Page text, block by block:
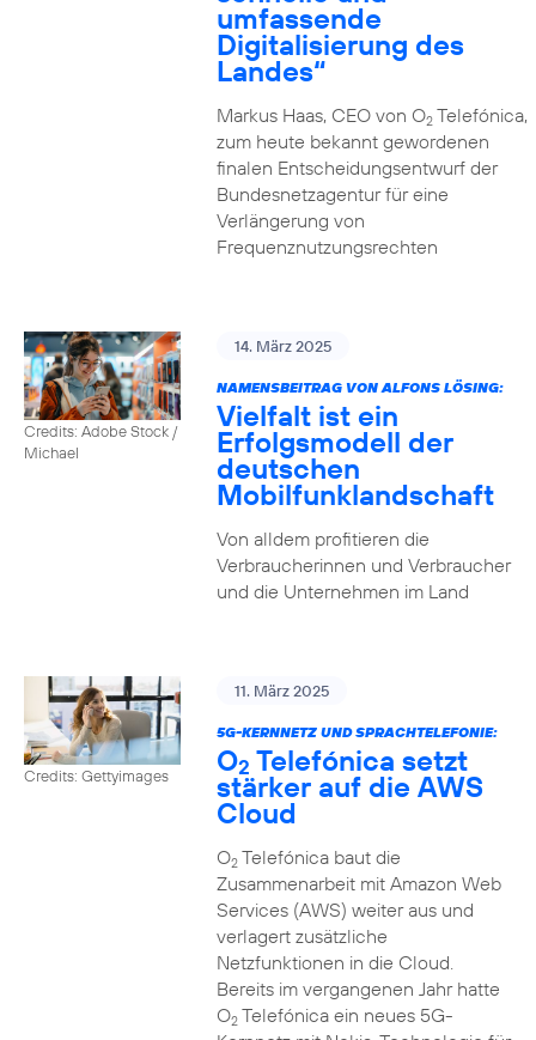
umfassende
Digitalisierung des
Landes“
Markus Haas, CEO von O2Telefónica,
zum heute bekannt gewordenen
finalen Entscheidungsentwurf der
Bundesnetzagentur für eine
Verlängerung von
Frequenznutzungsrechten
Credits: Adobe Stock /
Michael
14. März 2025
NAMENSBEITRAG VON ALFONS LÖSING:
Vielfalt ist ein
Erfolgsmodell der
deutschen
Mobilfunklandschaft
Von alldem profitieren die
Verbraucherinnen und Verbraucher
und die Unternehmen im Land
Credits: Gettyimages
11. März 2025
5G-KERNNETZ UND SPRACHTELEFONIE:
O2 Telefónica setzt
stärker auf die AWS
Cloud
O2Telefónica baut die
Zusammenarbeit mit Amazon Web
Services (AWS) weiter aus und
verlagert zusätzliche
Netzfunktionen in die Cloud.
Bereits im vergangenen Jahr hatte
O2Telefónica ein neues 5G-